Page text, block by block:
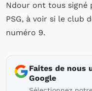
Ndour ont tous signé
PSG, à voir si le club
numéro 9.
Faites de nous
Google